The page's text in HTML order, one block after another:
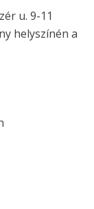
u. 9-11
helyszínén a